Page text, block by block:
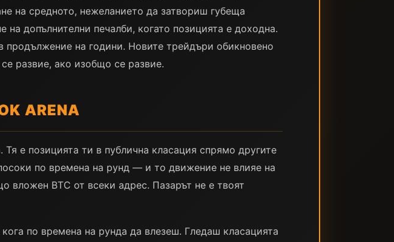
на средното, нежеланието да затвориш губеща
допълнителни печалби, когато позицията е доходна.
продължение на години. Новите трейдъри обикновено
развие, ако изобщо се развие.
ARENA
е позицията ти в публична класация спрямо другите
по времена на рунд — и то движение не влияе на
вложен BTC от всеки адрес. Пазарът не е твоят
по времена на рунда да влезеш. Гледаш класацията